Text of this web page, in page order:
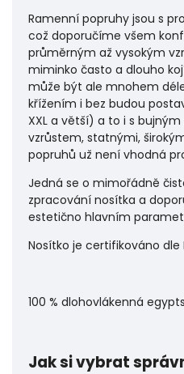
Ramenní popruhy jsou s
což doporučíme všem
průměrným až vysokým
miminko často a dlouho
může být ale mnohem
křížením i bez budou
XXL a větší) a to i s
vzrůstem, statnými,
popruhů už není vhodná
Jedná se o mimořádně
zpracování nosítka a
estetično hlavním
Nosítko je certifikováno dle
100 % dlohovlákenná
Jak si vybrat